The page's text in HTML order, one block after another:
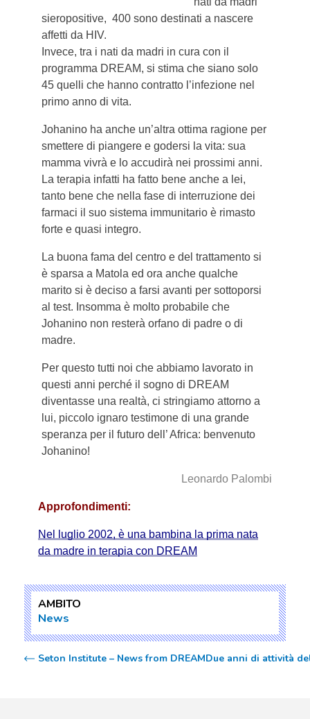
sieropositive, 400 sono destinati a nascere
affetti da HIV.
Invece, tra i nati da madri in cura con il
programma DREAM, si stima che siano solo
45 quelli che hanno contratto l’infezione nel
primo anno di vita.
Johanino ha anche un’altra ottima ragione per
smettere di piangere e godersi la vita: sua
mamma vivrà e lo accudirà nei prossimi anni.
La terapia infatti ha fatto bene anche a lei,
tanto bene che nella fase di interruzione dei
farmaci il suo sistema immunitario è rimasto
forte e quasi integro.
La buona fama del centro e del trattamento si
è sparsa a Matola ed ora anche qualche
marito si è deciso a farsi avanti per sottoporsi
al test. Insomma è molto probabile che
Johanino non resterà orfano di padre o di
madre.
Per questo tutti noi che abbiamo lavorato in
questi anni perché il sogno di DREAM
diventasse una realtà, ci stringiamo attorno a
lui, piccolo ignaro testimone di una grande
speranza per il futuro dell’ Africa: benvenuto
Johanino!
Leonardo Palombi
Approfondimenti:
Nel luglio 2002, è una bambina la prima nata
da madre in terapia con DREAM
AMBITO
News
Seton Institute – News from DREAMDue anni di attività